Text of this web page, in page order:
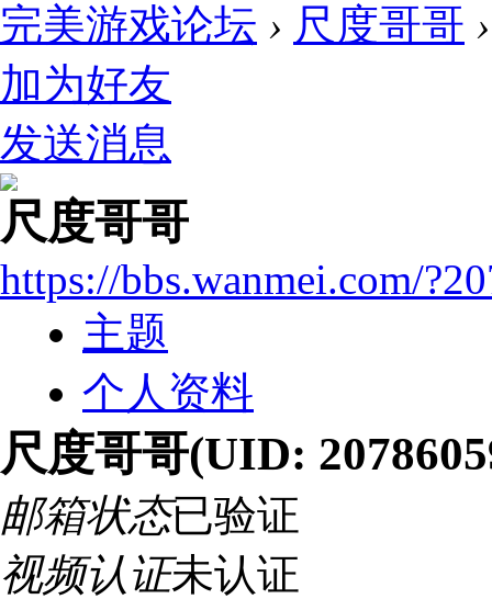
完美游戏论坛 › 尺度哥哥 ›
加为好友
发送消息
尺度哥哥
https://bbs.wanmei.com/
主题
个人资料
尺度哥哥(UID:
邮箱状态已验证
视频认证未认证